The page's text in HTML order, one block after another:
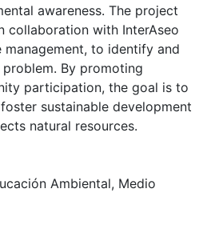
awareness. The project
collaboration with InterAseo
management, to identify and
By promoting
participation, the goal is to
sustainable development
natural resources.
Ambiental, Medio